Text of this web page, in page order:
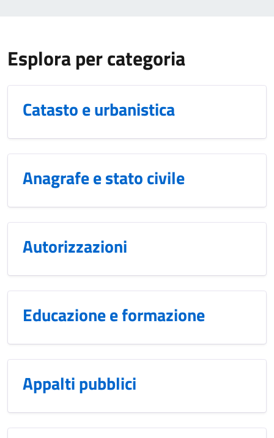
Esplora per categoria
Catasto e urbanistica
Anagrafe e stato civile
Autorizzazioni
Educazione e formazione
Appalti pubblici